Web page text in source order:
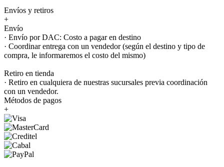
Envíos y retiros
+
Envío
· Envío por DAC: Costo a pagar en destino
· Coordinar entrega con un vendedor (según el destino y tipo de
compra, le informaremos el costo del mismo)
Retiro en tienda
· Retiro en cualquiera de nuestras sucursales previa coordinación
con un vendedor.
Métodos de pagos
+